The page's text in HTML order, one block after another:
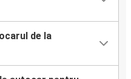
de la